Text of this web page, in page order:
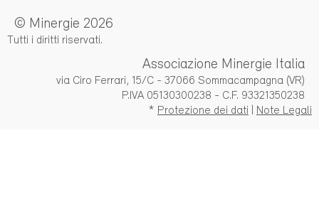
© Minergie 2026
Tutti i diritti riservati.
Associazione Minergie Italia
via Ciro Ferrari, 15/C - 37066 Sommacampagna (VR)
P.IVA 05130300238 - C.F. 93321350238
* Protezione dei dati Note Legali